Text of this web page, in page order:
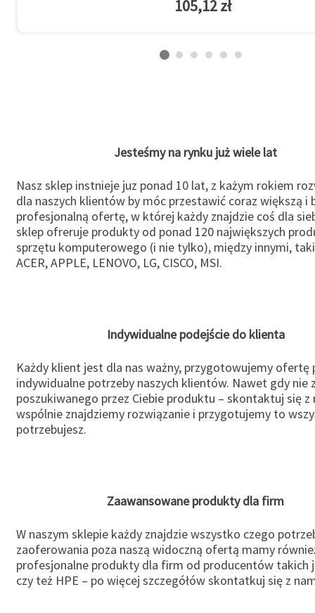
105,12 zł
Jesteśmy na rynku już wiele lat
Nasz sklep instnieje juz ponad 10 lat, z każym rokiem
dla naszych klientów by móc przestawić coraz większą i
profesjonalną ofertę, w której każdy znajdzie coś dla
sklep ofreruje produkty od ponad 120 największych
sprzętu komputerowego (i nie tylko), między innymi,
ACER, APPLE, LENOVO, LG, CISCO, MSI.
Indywidualne podejście do klienta
Każdy klient jest dla nas ważny, przygotowujemy ofertę
indywidualne potrzeby naszych klientów. Nawet gdy nie
poszukiwanego przez Ciebie produktu – skontaktuj się z
wspólnie znajdziemy rozwiązanie i przygotujemy to
potrzebujesz.
Zaawansowane produkty dla firm
W naszym sklepie każdy znajdzie wszystko czego
zaoferowania poza naszą widoczną ofertą mamy
profesjonalne produkty dla firm od producentów takich
czy też HPE – po więcej szczegółów skontatkuj się z